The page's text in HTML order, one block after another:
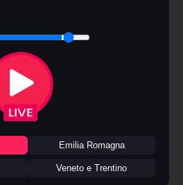
Emilia Romagna
Veneto e Trentino